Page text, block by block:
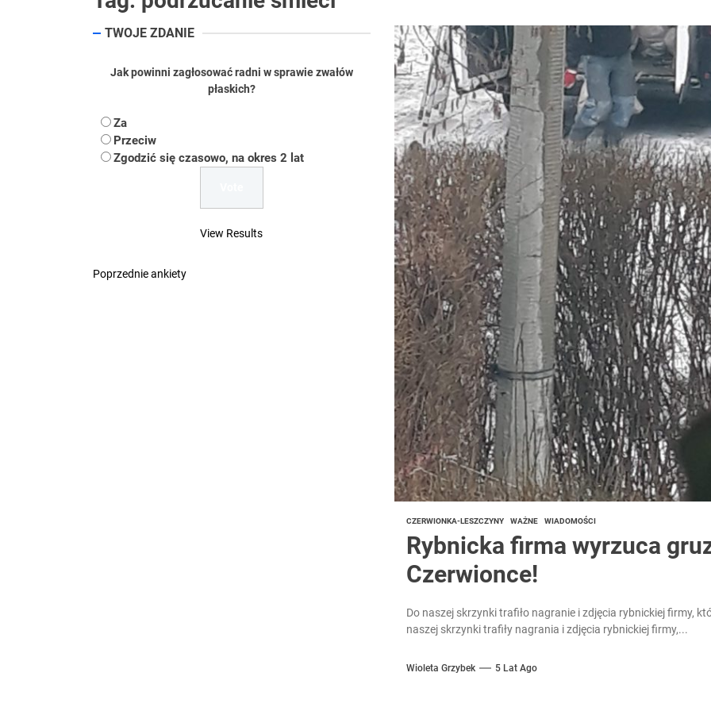
Uwaga Dębieńsko – woda nieprzydatna do spożycia!!!
Ilu mieszkańców ma Rybnik?
Dość komentowania kolejnych afer w ochronie zdrowia — czas zacząć mówić o
CZERWIONKA-LESZCZYNY WAŻNE WIADOMOŚCI
Rybnicka firma wyrzuca
Czerwionce!
Do naszej skrzynki trafiło nagranie i zdjęcia rybnickiej firmy,
naszej skrzynki trafiły nagrania i zdjęcia rybnickiej firmy,...
Wioleta Grzybek 5 Lat Ago
TWOJE ZDANIE
Jak powinni zagłosować radni w sprawie zwałów
płaskich?
Za
Przeciw
Zgodzić się czasowo, na okres 2 lat
View Results
Poprzednie ankiety